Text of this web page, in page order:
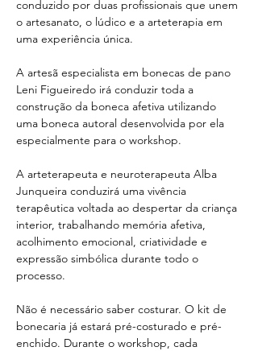
conduzido por duas profissionais que unem
o artesanato, o lúdico e a arteterapia em
uma experiência única.
A artesã especialista em bonecas de pano
Leni Figueiredo irá conduzir toda a
construção da boneca afetiva utilizando
uma boneca autoral desenvolvida por ela
especialmente para o workshop.
A arteterapeuta e neuroterapeuta Alba
Junqueira conduzirá uma vivência
terapêutica voltada ao despertar da criança
interior, trabalhando memória afetiva,
acolhimento emocional, criatividade e
expressão simbólica durante todo o
processo.
Não é necessário saber costurar. O kit de
bonecaria já estará pré-costurado e pré-
enchido. Durante o workshop, cada